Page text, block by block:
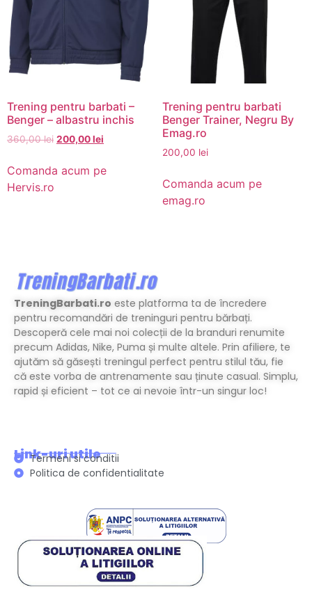
Trening pentru barbati –
Benger – albastru inchis
360,00lei 200,00lei
Comanda acum pe
Hervis.ro
Trening pentru barbati
Benger Trainer, Negru By
Emag.ro
200,00 lei
Comanda acum pe
emag.ro
TreningBarbati.ro este platforma ta de încredere
pentru recomandări de treninguri pentru bărbați.
Descoperă cele mai noi colecții de la branduri renumite
precum Adidas, Nike, Puma și multe altele. Prin afiliere, te
ajutăm să găsești treningul perfect pentru stilul tău, fie
că este vorba de antrenamente sau ținute casual. Simplu,
rapid și eficient – tot ce ai nevoie într-un singur loc!
Link-uri utile
Termeni si conditii
Politica de confidentialitate